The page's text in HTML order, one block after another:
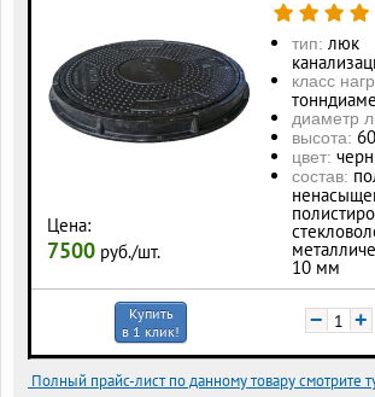
Цена:
7500 руб./шт.
тип: люк
класс
диаметр
высота:
цвет:
состав:
10 мм
Купить
в 1 клик!
− +
Полный прайс-лист по данному товару смотрите